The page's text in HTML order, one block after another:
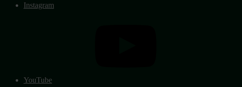
Instagram
YouTube